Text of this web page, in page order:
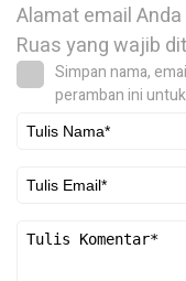
Alamat email
Ruas yang wajib
Simpan nama,
peramban ini